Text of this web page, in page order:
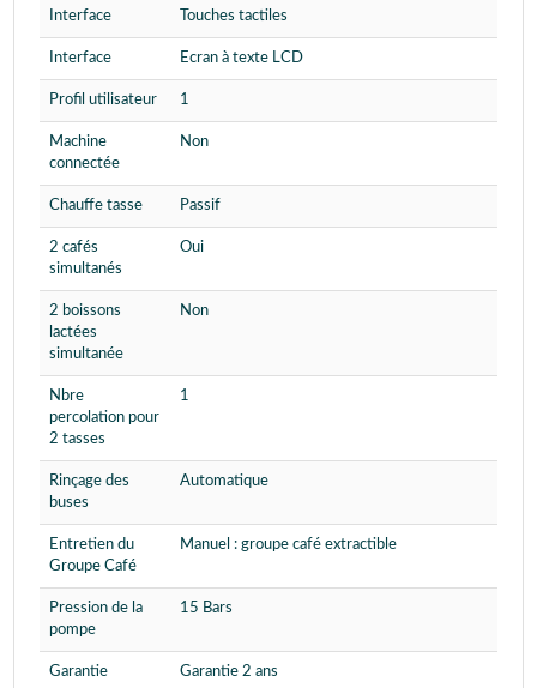
Interface Touches tactiles
Interface Ecran à texte LCD
Profil utilisateur 1
Machine
connectée
Non
Chauffe tasse Passif
2 cafés
simultanés
Oui
2 boissons
lactées
simultanée
Non
Nbre
percolation pour
2 tasses
1
Rinçage des
buses
Automatique
Entretien du
Groupe Café
Manuel : groupe café extractible
Pression de la
pompe
15 Bars
Garantie Garantie 2 ans